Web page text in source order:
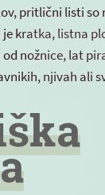
pritlični listi so
kratka, listna
nožnice, lat
njivah ali